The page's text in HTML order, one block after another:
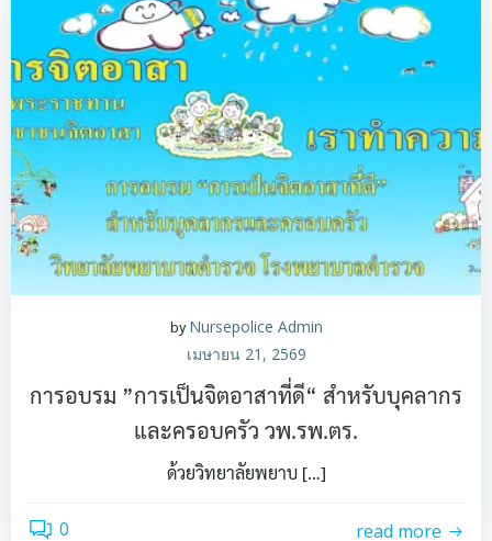
byNursepolice Admin
เมษายน 21, 2569
การอบรม ”การเป็นจิตอาสาที่ดี“ สำหรับบุคลากร
และครอบครัว วพ.รพ.ตร.
ด้วยวิทยาลัยพยาบ […]
0 read more